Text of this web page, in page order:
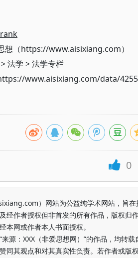
想（https://www.aisixiang.com）
>法学 >法学专栏
www.aisixiang.com/data/
0
）网站为公益纯学术网站，旨在
经作者授权但非首发的所有作品，版权归
本网或作者本人书面授权。
来源：XXX（非爱思想网）”的作品，均转
同其观点和对其真实性负责。若作者或版